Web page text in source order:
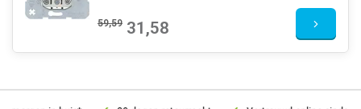
59,59 31,58